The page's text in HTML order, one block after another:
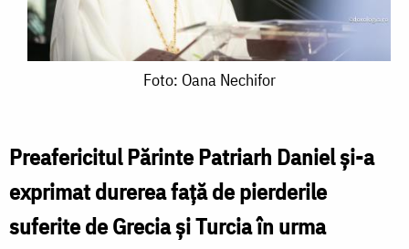
Foto: Oana Nechifor
Preafericitul Părinte Patriarh Daniel și-a
exprimat durerea față de pierderile
suferite de Grecia și Turcia în urma